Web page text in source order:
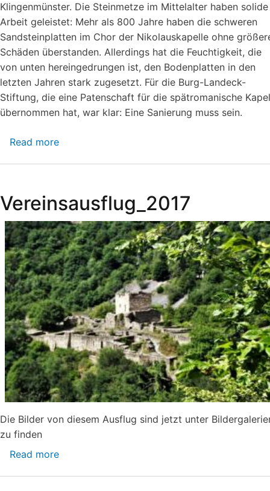
Klingenmünster. Die Steinmetze im Mittelalter haben solide
Arbeit geleistet: Mehr als 800 Jahre haben die schweren
Sandsteinplatten im Chor der Nikolauskapelle ohne
Schäden überstanden. Allerdings hat die Feuchtigkeit, die
von unten hereingedrungen ist, den Bodenplatten in den
letzten Jahren stark zugesetzt. Für die Burg-Landeck-
Stiftung, die eine Patenschaft für die spätromanische
übernommen hat, war klar: Eine Sanierung muss sein.
Read more
jetzt
Sanierung
in
der
Nikolauskapelle
Vereinsausflug_2017
Die Bilder von diesem Ausflug sind jetzt unter
zu finden
Read more